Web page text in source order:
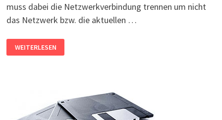
muss dabei die Netzwerkverbindung trennen um nicht
das Netzwerk bzw. die aktuellen …
MASCHINE:
DATEI
WEITERLESEN